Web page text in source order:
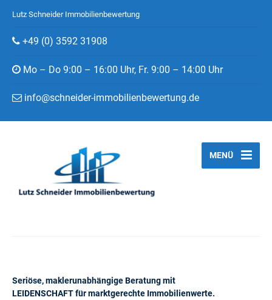
Lutz Schneider Immobilienbewertung
+49 (0) 3592 31908
Mo – Do 9:00 – 16:00 Uhr, Fr. 9:00 – 14:00 Uhr
info@schneider-immobilienbewertung.de
Seriöse, maklerunabhängige Beratung mit
LEIDENSCHAFT für marktgerechte Immobilienwerte.
MENÜ